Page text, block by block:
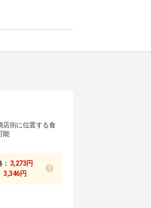
店街に位置する食
能
3,273円
3,346円